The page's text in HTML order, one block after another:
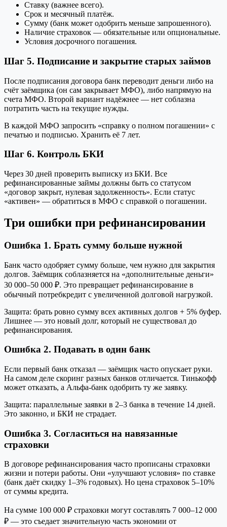
Ставку (важнее всего).
Срок и месячный платёж.
Сумму (банк может одобрить меньше запрошенного).
Наличие страховок — обязательные или опциональные.
Условия досрочного погашения.
Шаг 5. Подписание и закрытие старых займов
После подписания договора банк переводит деньги либо на
счёт заёмщика (он сам закрывает МФО), либо напрямую на
счета МФО. Второй вариант надёжнее — нет соблазна
потратить часть на текущие нужды.
В каждой МФО запросить «справку о полном погашении» с
печатью и подписью. Хранить её 7 лет.
Шаг 6. Контроль БКИ
Через 30 дней проверить выписку из БКИ. Все
рефинансированные займы должны быть со статусом
«договор закрыт, нулевая задолженность». Если статус
«активен» — обратиться в МФО с справкой о погашении.
Три ошибки при рефинансировании
Ошибка 1. Брать сумму больше нужной
Банк часто одобряет сумму больше, чем нужно для закрытия
долгов. Заёмщик соблазняется на «дополнительные деньги»
30 000–50 000 ₽. Это превращает рефинансирование в
обычный потребкредит с увеличенной долговой нагрузкой.
Защита: брать ровно сумму всех активных долгов + 5% буфер.
Лишнее — это новый долг, который не существовал до
рефинансирования.
Ошибка 2. Подавать в один банк
Если первый банк отказал — заёмщик часто опускает руки.
На самом деле скоринг разных банков отличается. Тинькофф
может отказать, а Альфа-банк одобрить ту же заявку.
Защита: параллельные заявки в 2–3 банка в течение 14 дней.
Это законно, и БКИ не страдает.
Ошибка 3. Согласиться на навязанные
страховки
В договоре рефинансирования часто прописаны страховки
жизни и потери работы. Они «улучшают условия» по ставке
(банк даёт скидку 1–3% годовых). Но цена страховок 5–10%
от суммы кредита.
На сумме 100 000 ₽ страховки могут составлять 7 000–12 000
₽ — это съедает значительную часть экономии от